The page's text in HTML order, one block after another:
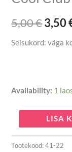
5,00€3,50
Seisukord: väga
Availability: 1
LISA
Tootekood:41-22